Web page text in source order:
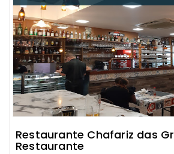
Restaurante Chafariz das
Restaurante